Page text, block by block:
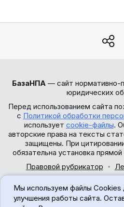
БазаНПА — сайт нормативно-
юридических
Перед использованием сайта
с Политикой обработки
использует cookie-файлы.
авторские права на тексты
защищены. При
обязательна установка
Правовой рубрикатор
© 2017-
Мы используем файлы Cookies
улучшения работы сайта.